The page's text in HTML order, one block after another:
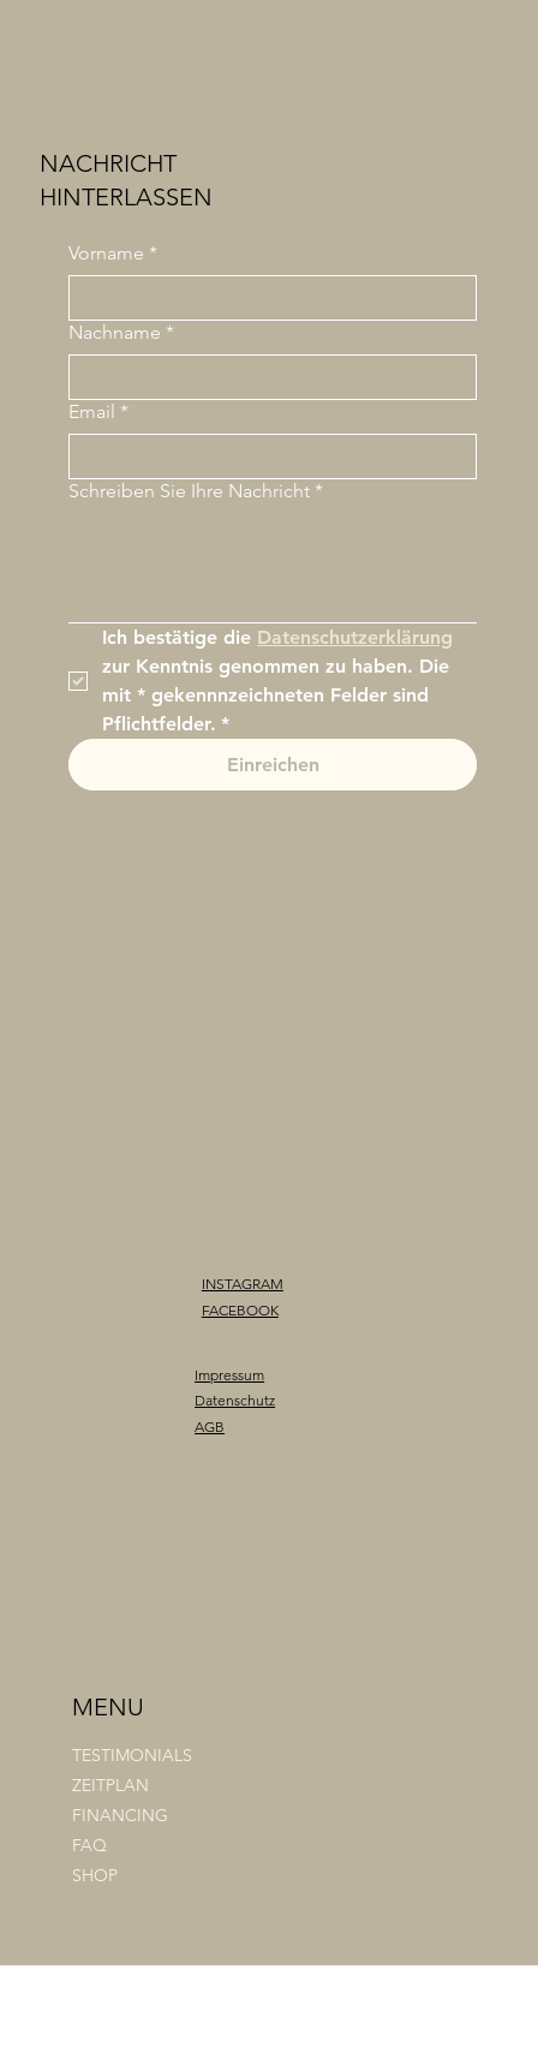
MENU
TESTIMONIALS
ZEITPLAN
FINANCING
FAQ
SHOP
NACHRICHT
HINTERLASSEN
Vorname *
Nachname *
Email *
Schreiben Sie Ihre Nachricht *
Ich bestätige die Datenschutzerklärung
zur Kenntnis genommen zu haben. Die
mit * gekennnzeichneten Felder sind
Pflichtfelder. *
Einreichen
INSTAGRAM
FACEBOOK
Impressum
Datenschutz
AGB